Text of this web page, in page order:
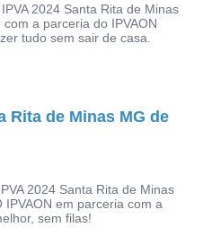
2024 Santa Rita de Minas
a parceria do IPVAON
tudo sem sair de casa.
Rita de Minas MG de
2024 Santa Rita de Minas
IPVAON em parceria com a
sem filas!